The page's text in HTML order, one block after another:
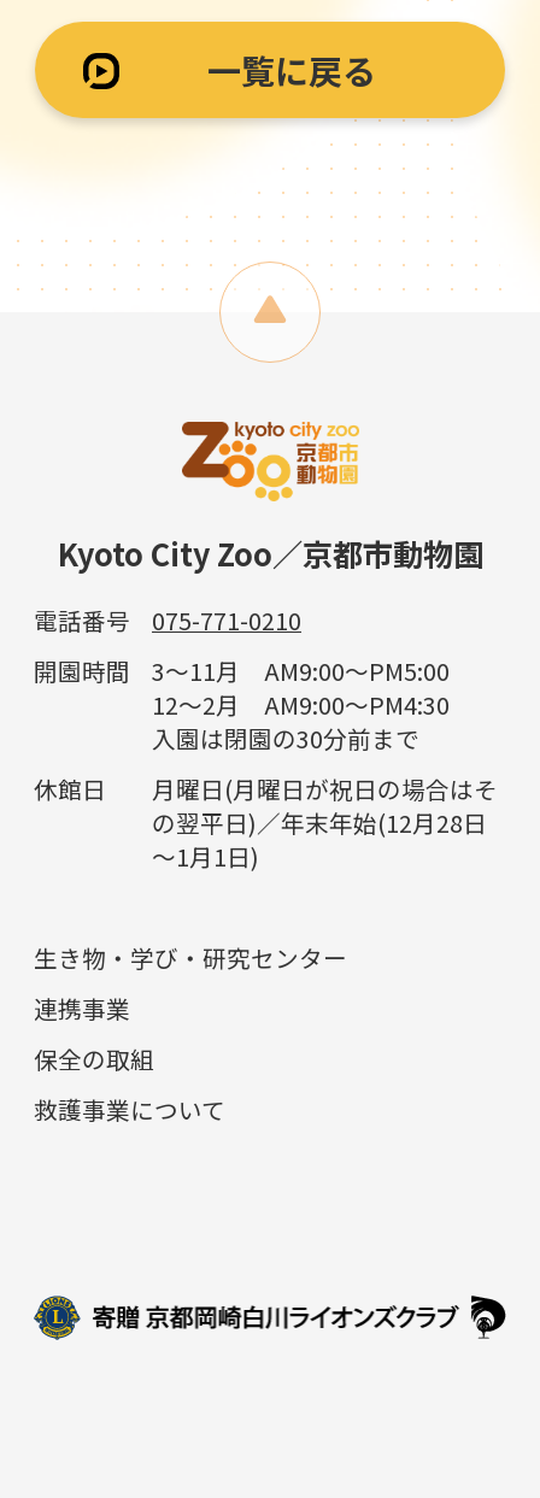
一覧に戻る
Kyoto City Zoo／京都市動物園
電話番号
075-771-0210
開園時間
3～11月 AM9:00～PM5:00
12～2月 AM9:00～PM4:30
入園は閉園の30分前まで
休館日
月曜日(月曜日が祝日の場合はそ
の翌平日)／年末年始(12月28日
～1月1日)
生き物・学び・研究センター
連携事業
保全の取組
救護事業について